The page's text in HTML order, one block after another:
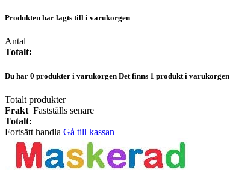
Produkten har lagts till i varukorgen
Antal
Totalt:
Du har 0 produkter i varukorgen Det finns 1 produkt i varukorgen
Totalt produkter
Frakt Fastställs senare
Totalt:
Fortsätt handla Gå till kassan